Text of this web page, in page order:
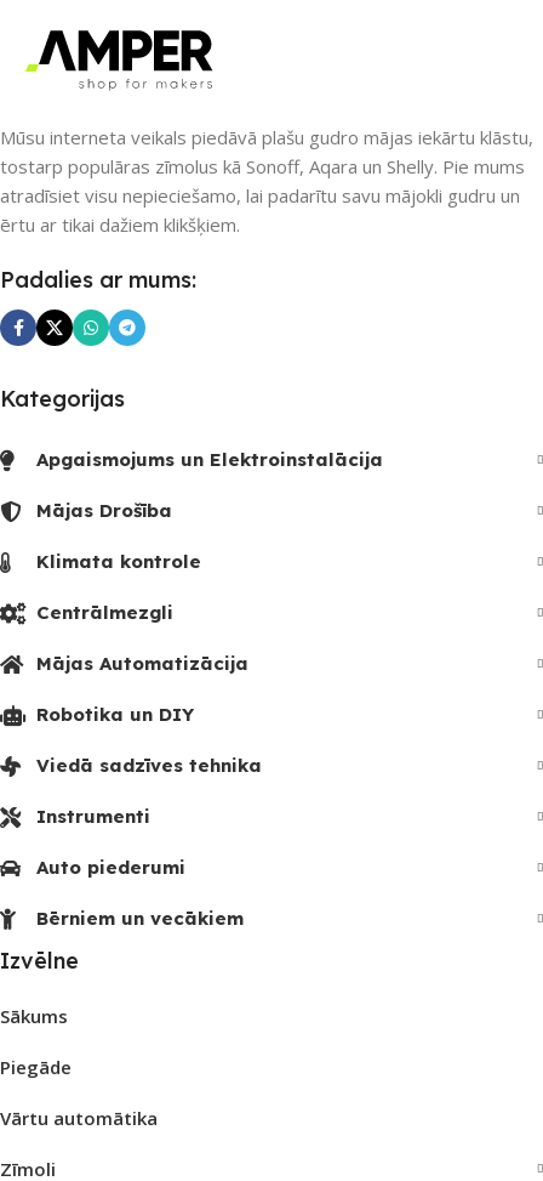
UZREIZ PIEEJAMAIS
SKAITS
1
UZREIZ PIEEJAMAIS
SKAITS
Mūsu interneta veikals piedāvā plašu gudro mājas iekārtu klāstu,
tostarp populāras zīmolus kā Sonoff, Aqara un Shelly. Pie mums
atradīsiet visu nepieciešamo, lai padarītu savu mājokli gudru un
ērtu ar tikai dažiem klikšķiem.
Padalies ar mums:
Kategorijas
Apgaismojums un Elektroinstalācija
Mājas Drošība
Klimata kontrole
Centrālmezgli
Mājas Automatizācija
Robotika un DIY
Viedā sadzīves tehnika
Instrumenti
Auto piederumi
Bērniem un vecākiem
Izvēlne
Sākums
Piegāde
Vārtu automātika
Zīmoli